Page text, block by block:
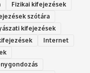
Fizikai kifejezések
szótára
kifejezések
Internet